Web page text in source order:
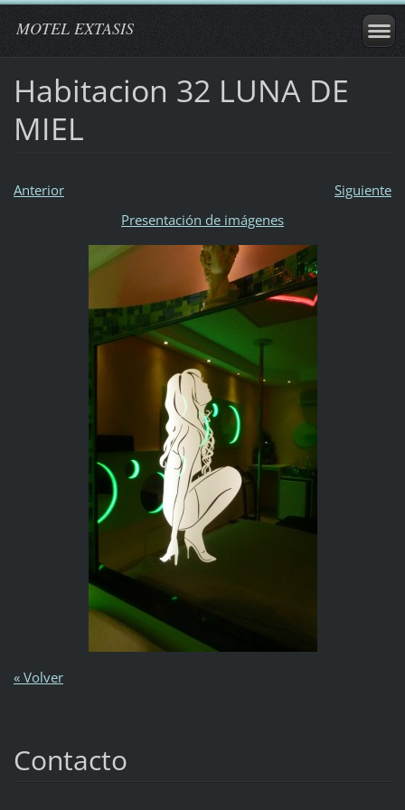
MOTEL EXTASIS
Habitacion 32 LUNA DE
MIEL
Anterior
Siguiente
Presentación de imágenes
« Volver
Contacto